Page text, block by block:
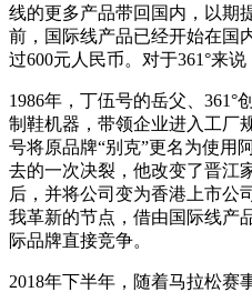
线的更多产品带回国内，以期
前，国际线产品已经开始在国
过600元人民币。对于361°来
1986年，丁伍号的岳父、361°
制鞋机器，带领企业进入工厂
号将原品牌“别克”更名为使用
去的一次决裂，他改变了晋江
后，并将公司变为香港上市公
我革新的节点，借由国际线产
际品牌直接竞争。
2018年下半年，随着马拉松赛